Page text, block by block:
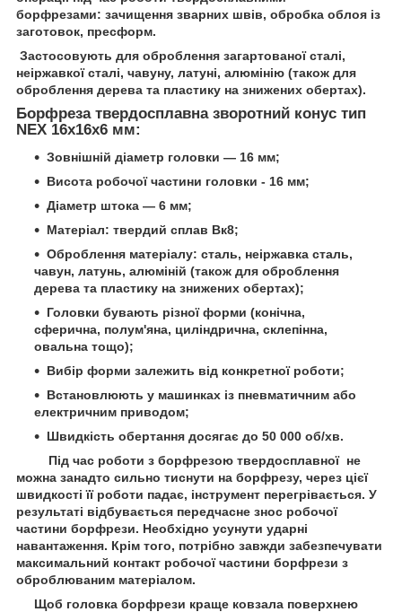
борфрезами: зачищення зварних швів, обробка облоя із
заготовок, пресформ.
Застосовують для оброблення загартованої сталі,
неіржавкої сталі, чавуну, латуні, алюмінію (також для
оброблення дерева та пластику на знижених обертах).
Борфреза твердосплавна зворотний конус тип
NEX 16х16х6 мм:
Зовнішній діаметр головки — 16 мм;
Висота робочої частини головки - 16 мм;
Діаметр штока — 6 мм;
Матеріал: твердий сплав Вк8;
Оброблення матеріалу: сталь, неіржавка сталь,
чавун, латунь, алюміній (також для оброблення
дерева та пластику на знижених обертах);
Головки бувають різної форми (конічна,
сферична, полум'яна, циліндрична, склепінна,
овальна тощо);
Вибір форми залежить від конкретної роботи;
Встановлюють у машинках із пневматичним або
електричним приводом;
Швидкість обертання досягає до 50 000 об/хв.
Під час роботи з борфрезою твердосплавної не
можна занадто сильно тиснути на борфрезу, через цієї
швидкості її роботи падає, інструмент перегрівається. У
результаті відбувається передчасне знос робочої
частини борфрези. Необхідно усунути ударні
навантаження. Крім того, потрібно завжди забезпечувати
максимальний контакт робочої частини борфрези з
оброблюваним матеріалом.
Щоб головка борфрези краще ковзала поверхнею